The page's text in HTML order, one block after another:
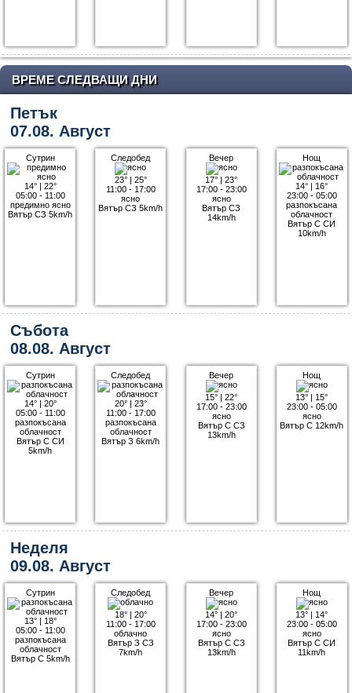
ВРЕМЕ СЛЕДВАЩИ ДНИ
Петък
07.08. Август
Сутрин
14°| 22°
05:00 - 11:00
предимно ясно
Вятър СЗ 5km/h
Следобед
23°| 25°
11:00 - 17:00
ясно
Вятър СЗ 5km/h
Вечер
17° |23°
17:00 - 23:00
ясно
Вятър СЗ
14km/h
Нощ
14° | 16°
23:00 - 05:00
разпокъсана
облачност
Вятър С СИ
10km/h
Събота
08.08. Август
Сутрин
14°| 20°
05:00 - 11:00
разпокъсана
облачност
Вятър С СИ
5km/h
Следобед
20°| 23°
11:00 - 17:00
разпокъсана
облачност
Вятър З 6km/h
Вечер
15° |22°
17:00 - 23:00
ясно
Вятър С СЗ
13km/h
Нощ
13° | 15°
23:00 - 05:00
ясно
Вятър С 12km/h
Неделя
09.08. Август
Сутрин
13°| 18°
05:00 - 11:00
разпокъсана
облачност
Вятър С 5km/h
Следобед
18°| 20°
11:00 - 17:00
облачно
Вятър З СЗ
7km/h
Вечер
14° |20°
17:00 - 23:00
ясно
Вятър С СЗ
13km/h
Нощ
13° | 14°
23:00 - 05:00
ясно
Вятър С СИ
11km/h